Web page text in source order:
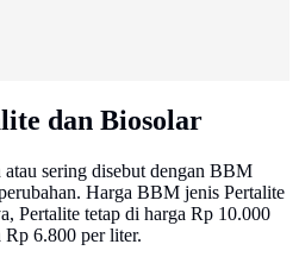
dan Biosolar
sering disebut dengan BBM
Harga BBM jenis Pertalite
Pertalite tetap di harga Rp 10.000
6.800 per liter.